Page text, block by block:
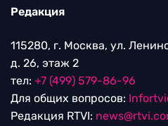
Редакция
115280, г. Москва, ул.
д. 26, этаж 2
тел: +7 (499) 579-86-96
Для общих вопросов:
Редакция RTVI: